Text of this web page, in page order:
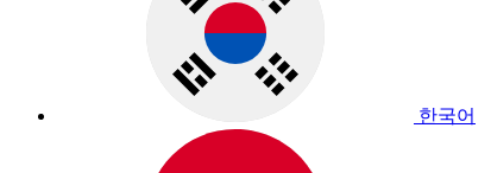
한국어